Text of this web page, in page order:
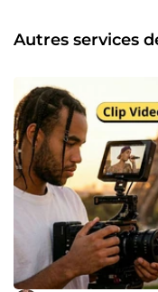
du code d’honneur
expérience de
une vibe positive, et
composée de : 2 spécialistes de création de vidéos avec l’IA
dont moi-même 1
animation 2D &amp; 3
sommes spécialisés
Montage Vidéo
TikTok. ✅ Création
✅ Montage vidéo
Vidéo publicitaire de
l’IA ✅ Vidéo de
l’IA ou 3D ✅
GIF personnalisé Contactez-nous dès maintenant, pour
qu'on discute de vive
Autres services